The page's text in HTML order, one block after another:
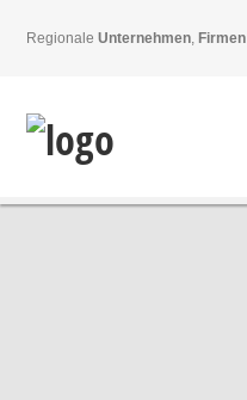
Regionale Unternehmen, Firmen